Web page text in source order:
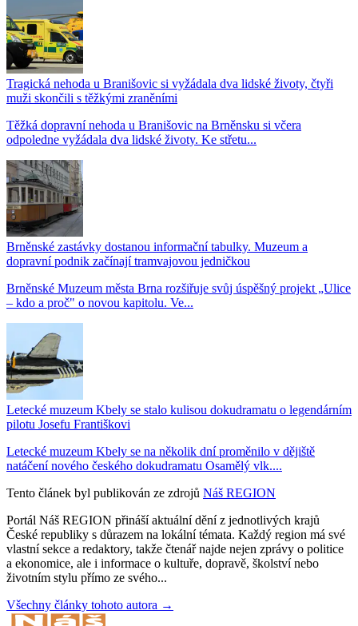
Tragická nehoda u Branišovic si vyžádala dva lidské životy, čtyři
muži skončili s těžkými zraněními
Těžká dopravní nehoda u Branišovic na Brněnsku si včera
odpoledne vyžádala dva lidské životy. Ke střetu...
Brněnské zastávky dostanou informační tabulky. Muzeum a
dopravní podnik začínají tramvajovou jedničkou
Brněnské Muzeum města Brna rozšiřuje svůj úspěšný projekt „Ulice
– kdo a proč" o novou kapitolu. Ve...
Letecké muzeum Kbely se stalo kulisou dokudramatu o legendárním
pilotu Josefu Františkovi
Letecké muzeum Kbely se na několik dní proměnilo v dějiště
natáčení nového českého dokudramatu Osamělý vlk....
Tento článek byl publikován ze zdrojů Náš REGION
Portál Náš REGION přináší aktuální dění z jednotlivých krajů
České republiky s důrazem na lokální témata. Každý region má své
vlastní sekce a redaktory, takže čtenář najde nejen zprávy o politice
a ekonomice, ale i informace o kultuře, dopravě, školství nebo
životním stylu přímo ze svého...
Všechny články tohoto autora →